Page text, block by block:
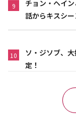
9
チョン・ヘイ
話からキスシ
10
ソ・ジソブ、
定！